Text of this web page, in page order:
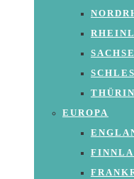
EUROPA